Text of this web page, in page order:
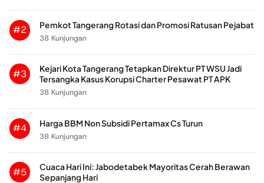
#2
Pemkot Tangerang Rotasi dan Promosi Ratusan Pejabat
38 Kunjungan
#3
Kejari Kota Tangerang Tetapkan Direktur PT WSU Jadi
Tersangka Kasus Korupsi Charter Pesawat PT APK
38 Kunjungan
#4
Harga BBM Non Subsidi Pertamax Cs Turun
38 Kunjungan
#5
Cuaca Hari Ini: Jabodetabek Mayoritas Cerah Berawan
Sepanjang Hari